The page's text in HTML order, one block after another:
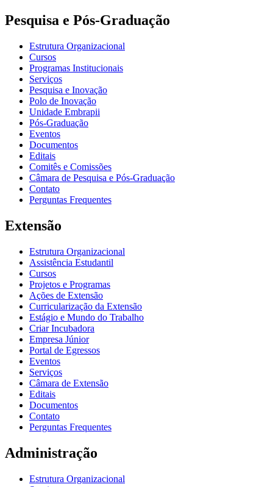
Pesquisa e Pós-Graduação
Estrutura Organizacional
Cursos
Programas Institucionais
Serviços
Pesquisa e Inovação
Polo de Inovação
Unidade Embrapii
Pós-Graduação
Eventos
Documentos
Editais
Comitês e Comissões
Câmara de Pesquisa e Pós-Graduação
Contato
Perguntas Frequentes
Extensão
Estrutura Organizacional
Assistência Estudantil
Cursos
Projetos e Programas
Ações de Extensão
Curricularização da Extensão
Estágio e Mundo do Trabalho
Criar Incubadora
Empresa Júnior
Portal de Egressos
Eventos
Serviços
Câmara de Extensão
Editais
Documentos
Contato
Perguntas Frequentes
Administração
Estrutura Organizacional